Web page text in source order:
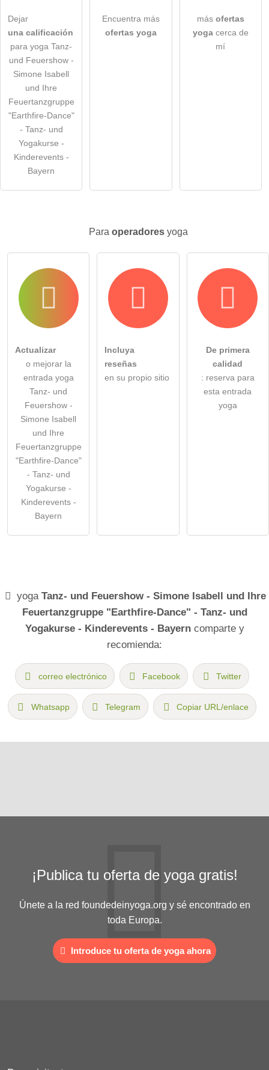
Nota: tenga en cuenta que las preguntas públicas sonvisibles
para todos los visitantes.
Haga clic aquí para hacer una
Dejar
una calificación
para yoga Tanz-
und Feuershow -
Simone Isabell
und Ihre
Feuertanzgruppe
"Earthfire-Dance"
- Tanz- und
Yogakurse -
Kinderevents -
Bayern
Encuentra más
ofertas yoga
más ofertas
yogacerca de
mí
Para operadoresyoga
Actualizar
o mejorar la
entrada yoga
Tanz- und
Feuershow -
Simone Isabell
und Ihre
Feuertanzgruppe
"Earthfire-Dance"
- Tanz- und
Yogakurse -
Kinderevents -
Bayern
Incluya
reseñas
en su propio sitio
De primera
calidad
: reserva para
esta entrada
yoga
yogaTanz- und Feuershow - Simone Isabell und Ihre
Feuertanzgruppe "Earthfire-Dance" - Tanz- und
Yogakurse - Kinderevents - Bayerncomparte y
recomienda:
correo electrónico Facebook Twitter
Whatsapp Telegram Copiar URL/enlace
¡Publica tu oferta de yoga gratis!
Únete a la red foundedeinyoga.org y sé encontrado en
toda Europa.
Introduce tu oferta de yoga ahora